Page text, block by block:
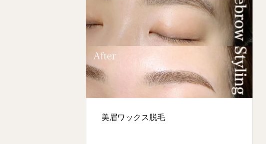
美眉ワックス脱毛